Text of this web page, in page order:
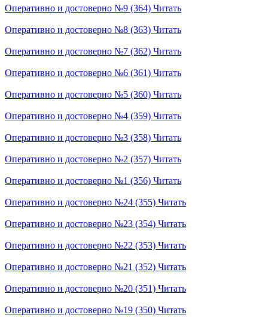
Оперативно и достоверно №9 (364) Читать
Оперативно и достоверно №8 (363) Читать
Оперативно и достоверно №7 (362) Читать
Оперативно и достоверно №6 (361) Читать
Оперативно и достоверно №5 (360) Читать
Оперативно и достоверно №4 (359) Читать
Оперативно и достоверно №3 (358) Читать
Оперативно и достоверно №2 (357) Читать
Оперативно и достоверно №1 (356) Читать
Оперативно и достоверно №24 (355) Читать
Оперативно и достоверно №23 (354) Читать
Оперативно и достоверно №22 (353) Читать
Оперативно и достоверно №21 (352) Читать
Оперативно и достоверно №20 (351) Читать
Оперативно и достоверно №19 (350) Читать